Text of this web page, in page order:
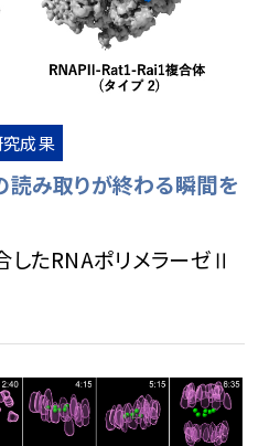
成果
み取りが終わる瞬間を
たRNAポリメラーゼⅡ